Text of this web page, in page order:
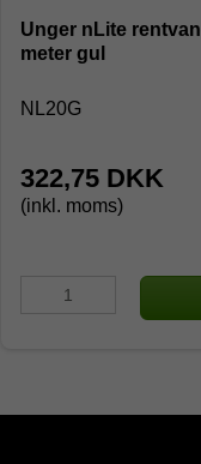
Unger nLite
meter gul
NL20G
322,75 DKK
(inkl. moms)